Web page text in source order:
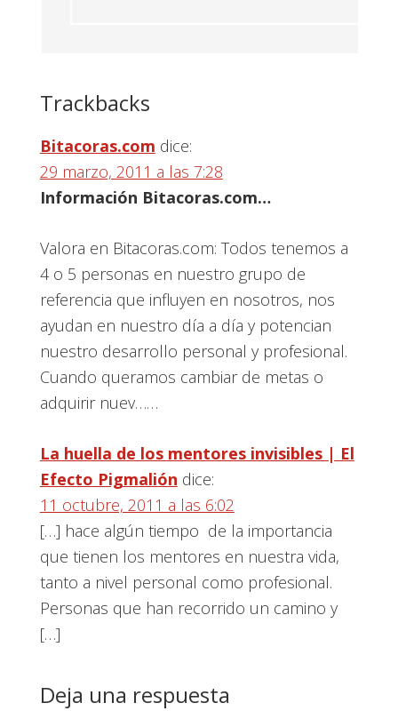
Trackbacks
Bitacoras.com dice:
29 marzo, 2011 a las 7:28
Información Bitacoras.com…
Valora en Bitacoras.com: Todos tenemos a
4 o 5 personas en nuestro grupo de
referencia que influyen en nosotros, nos
ayudan en nuestro día a día y potencian
nuestro desarrollo personal y profesional.
Cuando queramos cambiar de metas o
adquirir nuev……
La huella de los mentores invisibles | El
Efecto Pigmalión dice:
11 octubre, 2011 a las 6:02
[…] hace algún tiempo de la importancia
que tienen los mentores en nuestra vida,
tanto a nivel personal como profesional.
Personas que han recorrido un camino y
[…]
Deja una respuesta